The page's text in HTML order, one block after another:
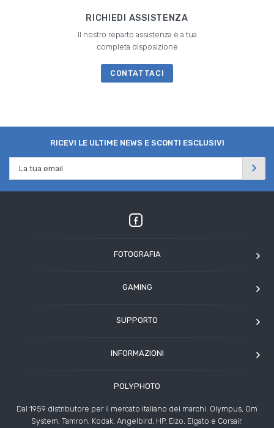
RICHIEDI ASSISTENZA
Il nostro reparto assistenza è a tua
completa disposizione
CONTATTACI
RICEVI LE ULTIME NEWS E SCONTI ESCLUSIVI
POLYPHOTO
Dal 1959 distributore per il mercato italiano dei marchi: Olympus, Om
System, Tamron, Kodak, Angelbird, HP, Eizo, Elgato e Corsair.
FOTOGRAFIA
Angelbird
HP
GAMING
Arcade1Up
SUPPORTO
Condizioni di vendita
INFORMAZIONI